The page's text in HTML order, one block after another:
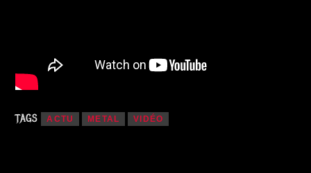
TAGS ACTU METAL VIDÉO